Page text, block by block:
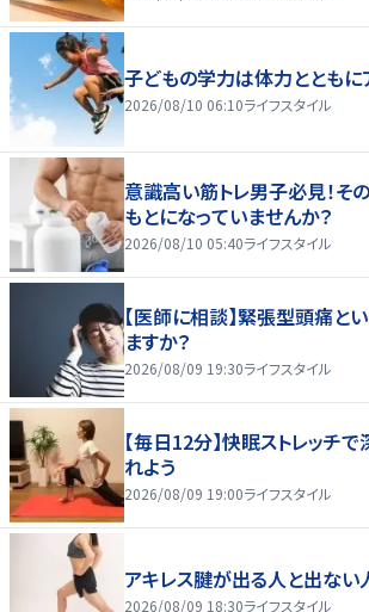
子どもの学力は体力とともに
2026/08/10 06:10ライフスタイル
意識高い筋トレ男子必見！そ
もとになっていませんか？
2026/08/10 05:40ライフスタイル
【医師に相談】緊張型頭痛と
ますか？
2026/08/09 19:30ライフスタイル
【毎日12分】快眠ストレッチ
れよう
2026/08/09 19:00ライフスタイル
アキレス腱が出る人と出ない
2026/08/09 18:30ライフスタイル